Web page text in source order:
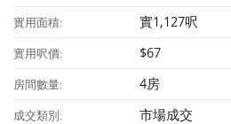
實用面積: 實1,127呎
實用呎價: $67
房間數量: 4房
成交類別: 市場成交